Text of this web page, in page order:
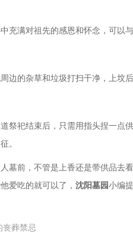
充满对祖先的感恩和怀念，可以
边的杂草和垃圾打扫干净，上坟
祭祀结束后，只需用指头捏一点
。
墓前，不管是上香还是带供品去
爱吃的就可以了， 沈阳墓园小编
丧葬禁忌